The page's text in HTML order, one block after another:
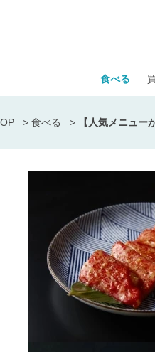
食べる
> 食べる > 【人気メニュー